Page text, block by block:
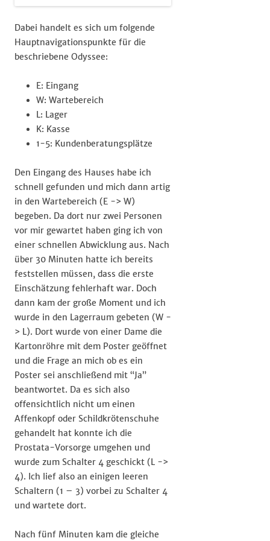
Dabei handelt es sich um folgende
Hauptnavigationspunkte für die
beschriebene Odyssee:
E: Eingang
W: Wartebereich
L: Lager
K: Kasse
1-5: Kundenberatungsplätze
Den Eingang des Hauses habe ich
schnell gefunden und mich dann artig
in den Wartebereich (E -> W)
begeben. Da dort nur zwei Personen
vor mir gewartet haben ging ich von
einer schnellen Abwicklung aus. Nach
über 30 Minuten hatte ich bereits
feststellen müssen, dass die erste
Einschätzung fehlerhaft war. Doch
dann kam der große Moment und ich
wurde in den Lagerraum gebeten (W -
> L). Dort wurde von einer Dame die
Kartonröhre mit dem Poster geöffnet
und die Frage an mich ob es ein
Poster sei anschließend mit “Ja”
beantwortet. Da es sich also
offensichtlich nicht um einen
Affenkopf oder Schildkrötenschuhe
gehandelt hat konnte ich die
Prostata-Vorsorge umgehen und
wurde zum Schalter 4 geschickt (L ->
4). Ich lief also an einigen leeren
Schaltern (1 – 3) vorbei zu Schalter 4
und wartete dort.
Nach fünf Minuten kam die gleiche